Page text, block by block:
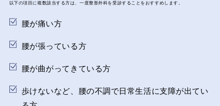
以下の項目に複数該当する方は、一度整形外科を受診することをおすすめします。
腰が痛い方
腰が張っている方
腰が曲がってきている方
歩けないなど、腰の不調で日常生活に支障が出てい